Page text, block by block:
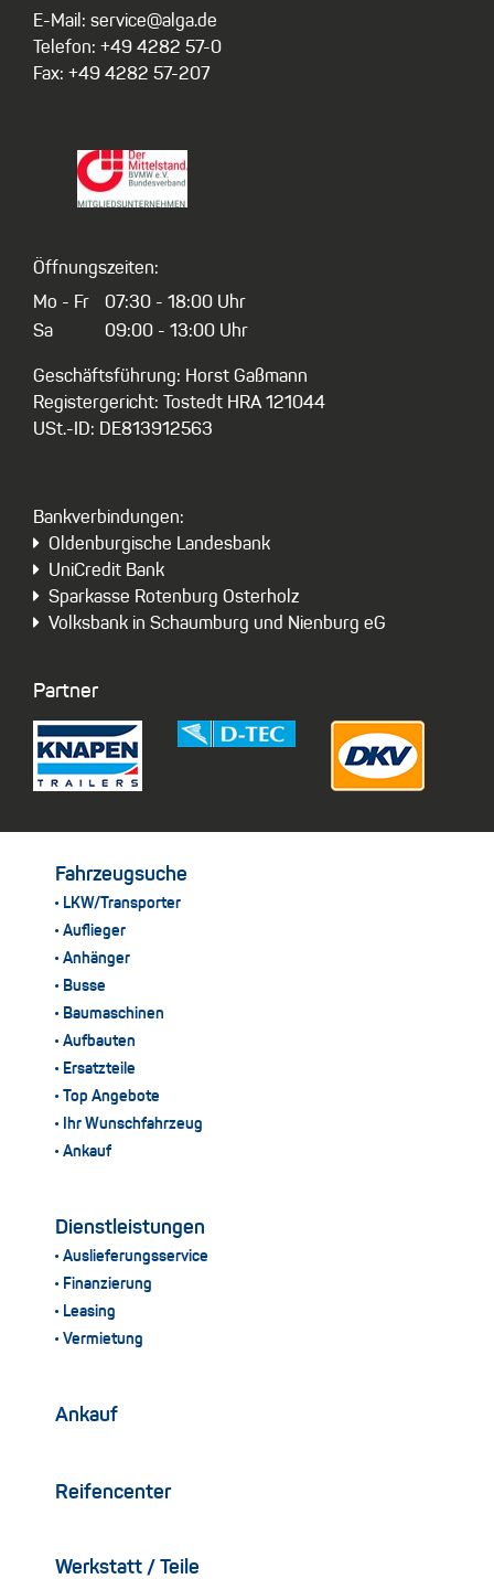
E-Mail: service@alga.de
Telefon: +49 4282 57-0
Fax: +49 4282 57-207
Öffnungszeiten:
Mo - Fr
Sa
07:30 - 18:00 Uhr
09:00 - 13:00 Uhr
Geschäftsführung: Horst Gaßmann
Registergericht: Tostedt HRA 121044
USt.-ID: DE813912563
Bankverbindungen:
Oldenburgische Landesbank
UniCredit Bank
Sparkasse Rotenburg Osterholz
Volksbank in Schaumburg und Nienburg eG
Partner
Fahrzeugsuche
LKW/Transporter
Auflieger
Anhänger
Busse
Baumaschinen
Aufbauten
Ersatzteile
Top Angebote
Ihr Wunschfahrzeug
Ankauf
Dienstleistungen
Auslieferungsservice
Finanzierung
Leasing
Vermietung
Ankauf
Reifencenter
Werkstatt / Teile